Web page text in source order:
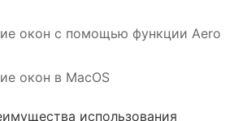
окон с помощью функции Aero
окон в MacOS
использования